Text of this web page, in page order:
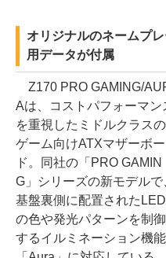
オリジナルのネームプ
用データが付属
Z170 PRO GAMING/
Aは、コストパフォーマン
を重視したミドルクラスの
ゲーム向けATXマザーボー
ド。同社の「PRO GAMIN
G」シリーズの新モデルで
基盤裏側に配置されたLED
の色や発光パターンを制御
するイルミネーション機能